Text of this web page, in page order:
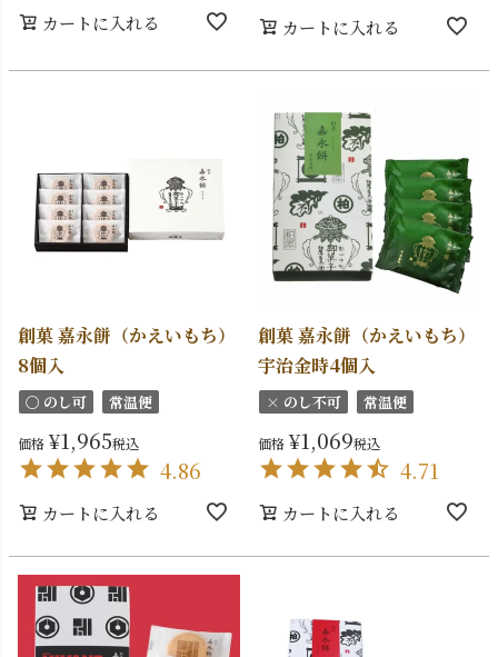
カートに入れる カートに入れる
創菓 嘉永餅（かえいもち）
8個入
〇 のし可 常温便
価格 ¥1,965税込
4.86
カートに入れる
創菓 嘉永餅（かえいもち）
宇治金時4個入
× のし不可 常温便
価格 ¥1,069税込
4.71
カートに入れる